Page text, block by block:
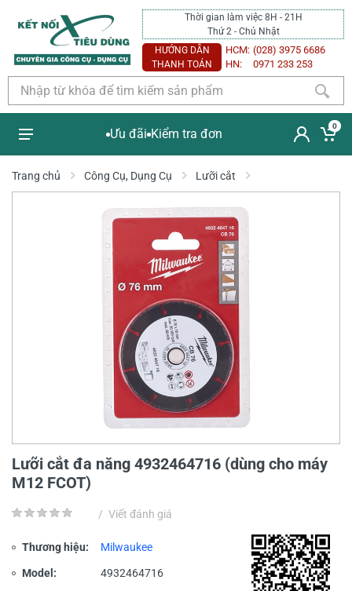
Thời gian làm việc 8H - 21H
Thứ 2 - Chủ Nhật
HƯỚNG DẪN
THANH TOÁN
HCM: (028) 3975 6686
HN:
0971 233 253
Ưu đãi Kiểm tra đơn
0
Trang chủ Công Cụ, Dụng Cụ Lưỡi cắt
Lưỡi cắt đa năng 4932464716 (dùng cho máy
M12 FCOT)
/ Viết đánh giá
Thương hiệu: Milwaukee
Model: 4932464716